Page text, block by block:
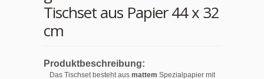
Tischset aus Papier 44 x 32
cm
Produktbeschreibung:
Das Tischset besteht aus mattem Spezialpapier mit